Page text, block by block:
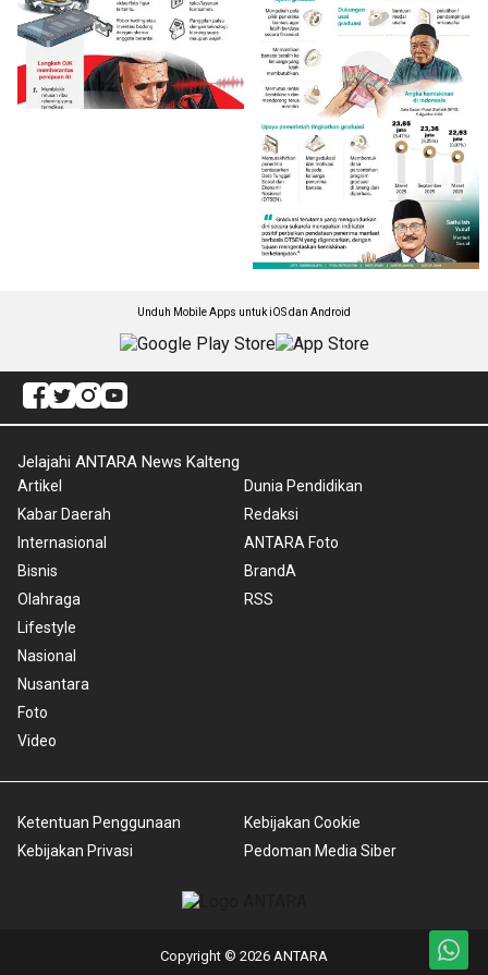
Unduh Mobile Apps untuk iOS dan Android
Jelajahi ANTARA News Kalteng
Artikel
Kabar Daerah
Internasional
Bisnis
Olahraga
Lifestyle
Nasional
Nusantara
Foto
Video
Dunia Pendidikan
Redaksi
ANTARA Foto
BrandA
RSS
Ketentuan Penggunaan
Kebijakan Privasi
Kebijakan Cookie
Pedoman Media Siber
Copyright © 2026 ANTARA